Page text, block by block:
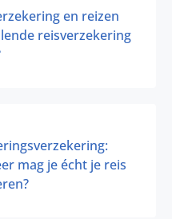
en reizen
reisverzekering
mag je écht je reis